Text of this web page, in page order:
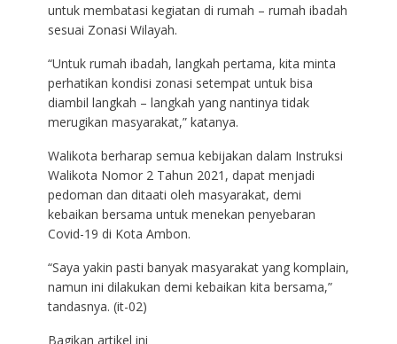
untuk membatasi kegiatan di rumah – rumah ibadah
sesuai Zonasi Wilayah.
“Untuk rumah ibadah, langkah pertama, kita minta
perhatikan kondisi zonasi setempat untuk bisa
diambil langkah – langkah yang nantinya tidak
merugikan masyarakat,” katanya.
Walikota berharap semua kebijakan dalam Instruksi
Walikota Nomor 2 Tahun 2021, dapat menjadi
pedoman dan ditaati oleh masyarakat, demi
kebaikan bersama untuk menekan penyebaran
Covid-19 di Kota Ambon.
“Saya yakin pasti banyak masyarakat yang komplain,
namun ini dilakukan demi kebaikan kita bersama,”
tandasnya. (it-02)
Bagikan artikel ini